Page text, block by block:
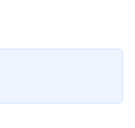
khiếp
đi picnic
Tết